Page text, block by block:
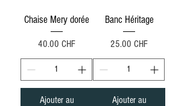
Chaise Mery dorée
Prix
40.00 CHF
Ajouter au
Banc Héritage
Prix
25.00 CHF
Ajouter au